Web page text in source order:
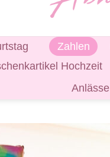
Zahlen
Hochzeit
Anlässe